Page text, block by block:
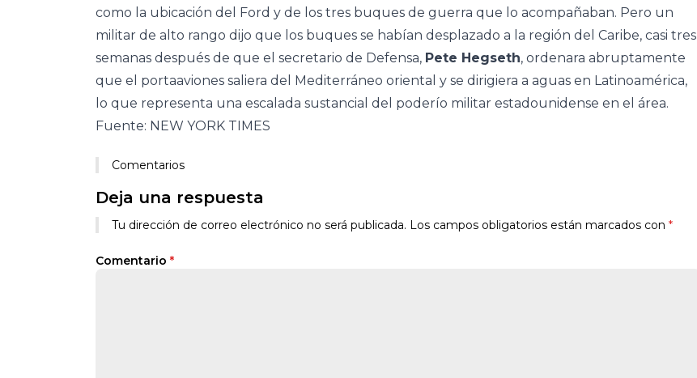
como la ubicación del Ford y de los tres buques de guerra que lo acompañaban. Pero un
militar de alto rango dijo que los buques se habían desplazado a la región del Caribe, casi tres
semanas después de que el secretario de Defensa, Pete Hegseth, ordenara abruptamente
que el portaaviones saliera del Mediterráneo oriental y se dirigiera a aguas en Latinoamérica,
lo que representa una escalada sustancial del poderío militar estadounidense en el área.
Fuente: NEW YORK TIMES
Comentarios
Deja una respuesta
Tu dirección de correo electrónico no será publicada. Los campos obligatorios están marcados con *
Comentario *